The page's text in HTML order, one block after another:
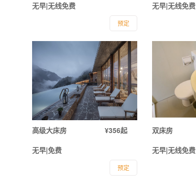
无早|无线免费
预定
无早|无线免费
高级大床房
¥356起
无早|免费
预定
双床房
无早|无线免费